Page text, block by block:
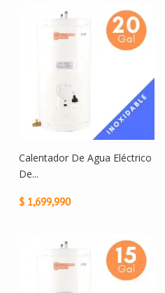
Calentador De Agua Eléctrico
De...
$ 1,699,990